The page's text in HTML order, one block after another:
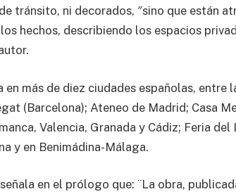
tránsito, ni decorados, ″sino que están
hechos, describiendo los espacios
en más de diez ciudades españolas, entre
(Barcelona); Ateneo de Madrid; Casa
Valencia, Granada y Cádiz; Feria del
y en Benimádina-Málaga.
en el prólogo que: ¨La obra,